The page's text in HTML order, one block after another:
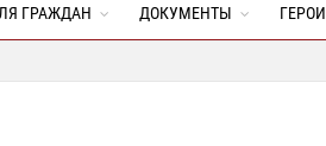
ГРАЖДАН ДОКУМЕНТЫ ГЕРОИ